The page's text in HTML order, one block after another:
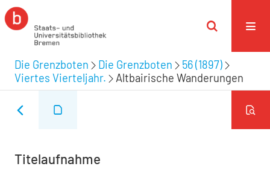
Die Grenzboten Die Grenzboten
56 (1897)
Viertes Vierteljahr.
Altbairische Wanderungen
Titelaufnahme